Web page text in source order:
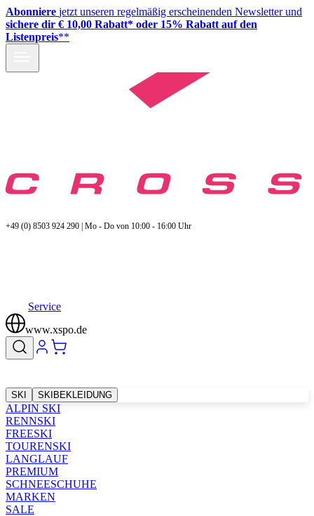
Abonniere jetzt unseren regelmäßig erscheinenden Newsletter und
sichere dir € 10,00 Rabatt* oder 15% Rabatt auf den
Listenpreis**
+49 (0) 8503 924 290 | Mo - Do von 10:00 - 16:00 Uhr
Service
www.xspo.de
SKI SKIBEKLEIDUNG
ALPIN SKI
RENNSKI
FREESKI
TOURENSKI
LANGLAUF
PREMIUM
SCHNEESCHUHE
MARKEN
SALE